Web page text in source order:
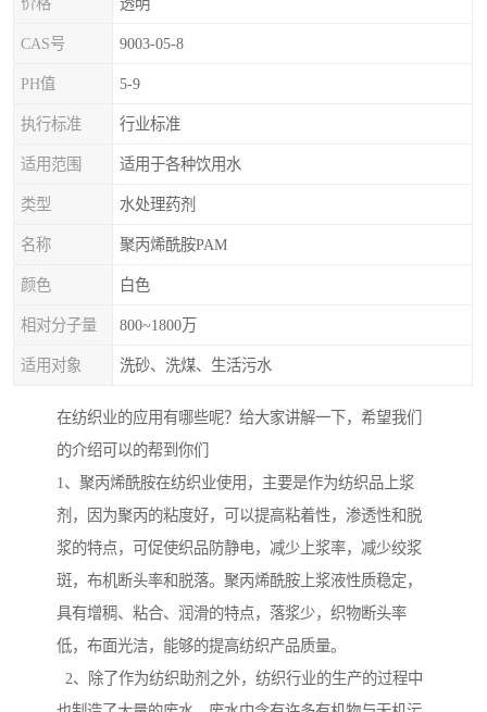
CAS号 9003-05-8
PH值 5-9
执行标准 行业标准
适用范围 适用于各种饮用水
类型 水处理药剂
名称 聚丙烯酰胺PAM
颜色 白色
相对分子量 800~1800万
适用对象 洗砂、洗煤、生活污水
在纺织业的应用有哪些呢？给大家讲解一下，希望我们
的介绍可以的帮到你们
1、聚丙烯酰胺在纺织业使用，主要是作为纺织品上浆
剂，因为聚丙的粘度好，可以提高粘着性，渗透性和脱
浆的特点，可促使织品防静电，减少上浆率，减少绞浆
斑，布机断头率和脱落。聚丙烯酰胺上浆液性质稳定，
具有增稠、粘合、润滑的特点，落浆少，织物断头率
低，布面光洁，能够的提高纺织产品质量。
2、除了作为纺织助剂之外，纺织行业的生产的过程中